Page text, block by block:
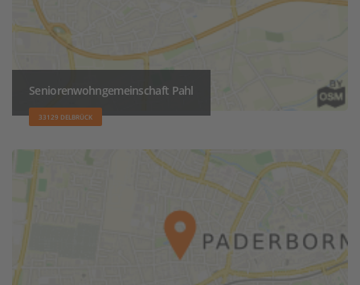
Seniorenwohngemeinschaft Pahl
33129 DELBRÜCK